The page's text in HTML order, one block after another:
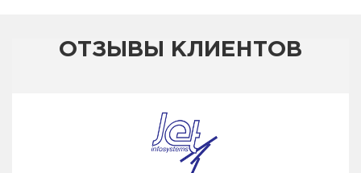
ОТЗЫВЫ КЛИЕНТОВ